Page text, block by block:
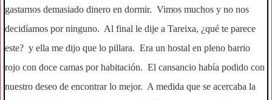
gastarnos demasiado dinero en dormir. Vimos muchos y no nos
decidíamos por ninguno. Al final le dije a Tareixa, ¿qué te parece
este? y ella me dijo que lo pillara. Era un hostal en pleno barrio
rojo con doce camas por habitación. El cansancio había podido con
nuestro deseo de encontrar lo mejor. A medida que se acercaba la